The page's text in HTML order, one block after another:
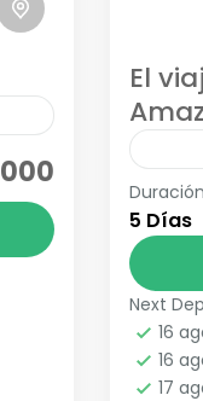
El
En
una
Ruta
Fácil
4
Duración
5 Días
Next
16
16
17